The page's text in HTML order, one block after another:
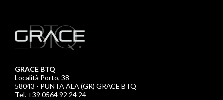
GRACE BTQ
Località Porto, 38
58043 - PUNTA ALA (GR) GRACE BTQ
Tel. +39 0564 92 24 24